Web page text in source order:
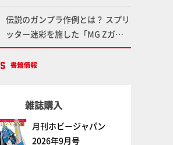
造形で登場！気になる仕様を試作
品の撮り下ろしでご紹介!!さらに
「大鉄人17」＆「ワンエイト」セ
ット情報もお届け！【超合金の
魂】
伝説のガンプラ作例とは？ スプリ
ッター迷彩を施した「MG Zガン
ダム アムロ・レイ仕様機」をMAX
渡辺がふたたび塗る!!【試し読
雑誌購入
月刊ホビージャパン
2026年9月号